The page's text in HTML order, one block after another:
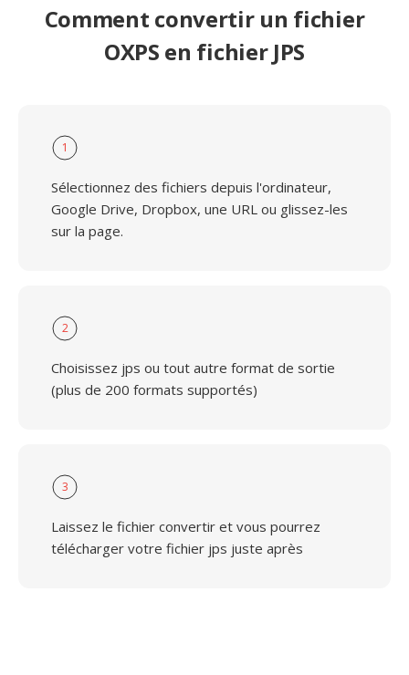
Comment convertir un fichier
OXPS en fichier JPS
1
Sélectionnez des fichiers depuis l'ordinateur,
Google Drive, Dropbox, une URL ou glissez-les
sur la page.
2
Choisissez jps ou tout autre format de sortie
(plus de 200 formats supportés)
3
Laissez le fichier convertir et vous pourrez
télécharger votre fichier jps juste après